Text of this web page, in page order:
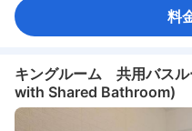
料
キングルーム 共用バス
with Shared Bathroom)